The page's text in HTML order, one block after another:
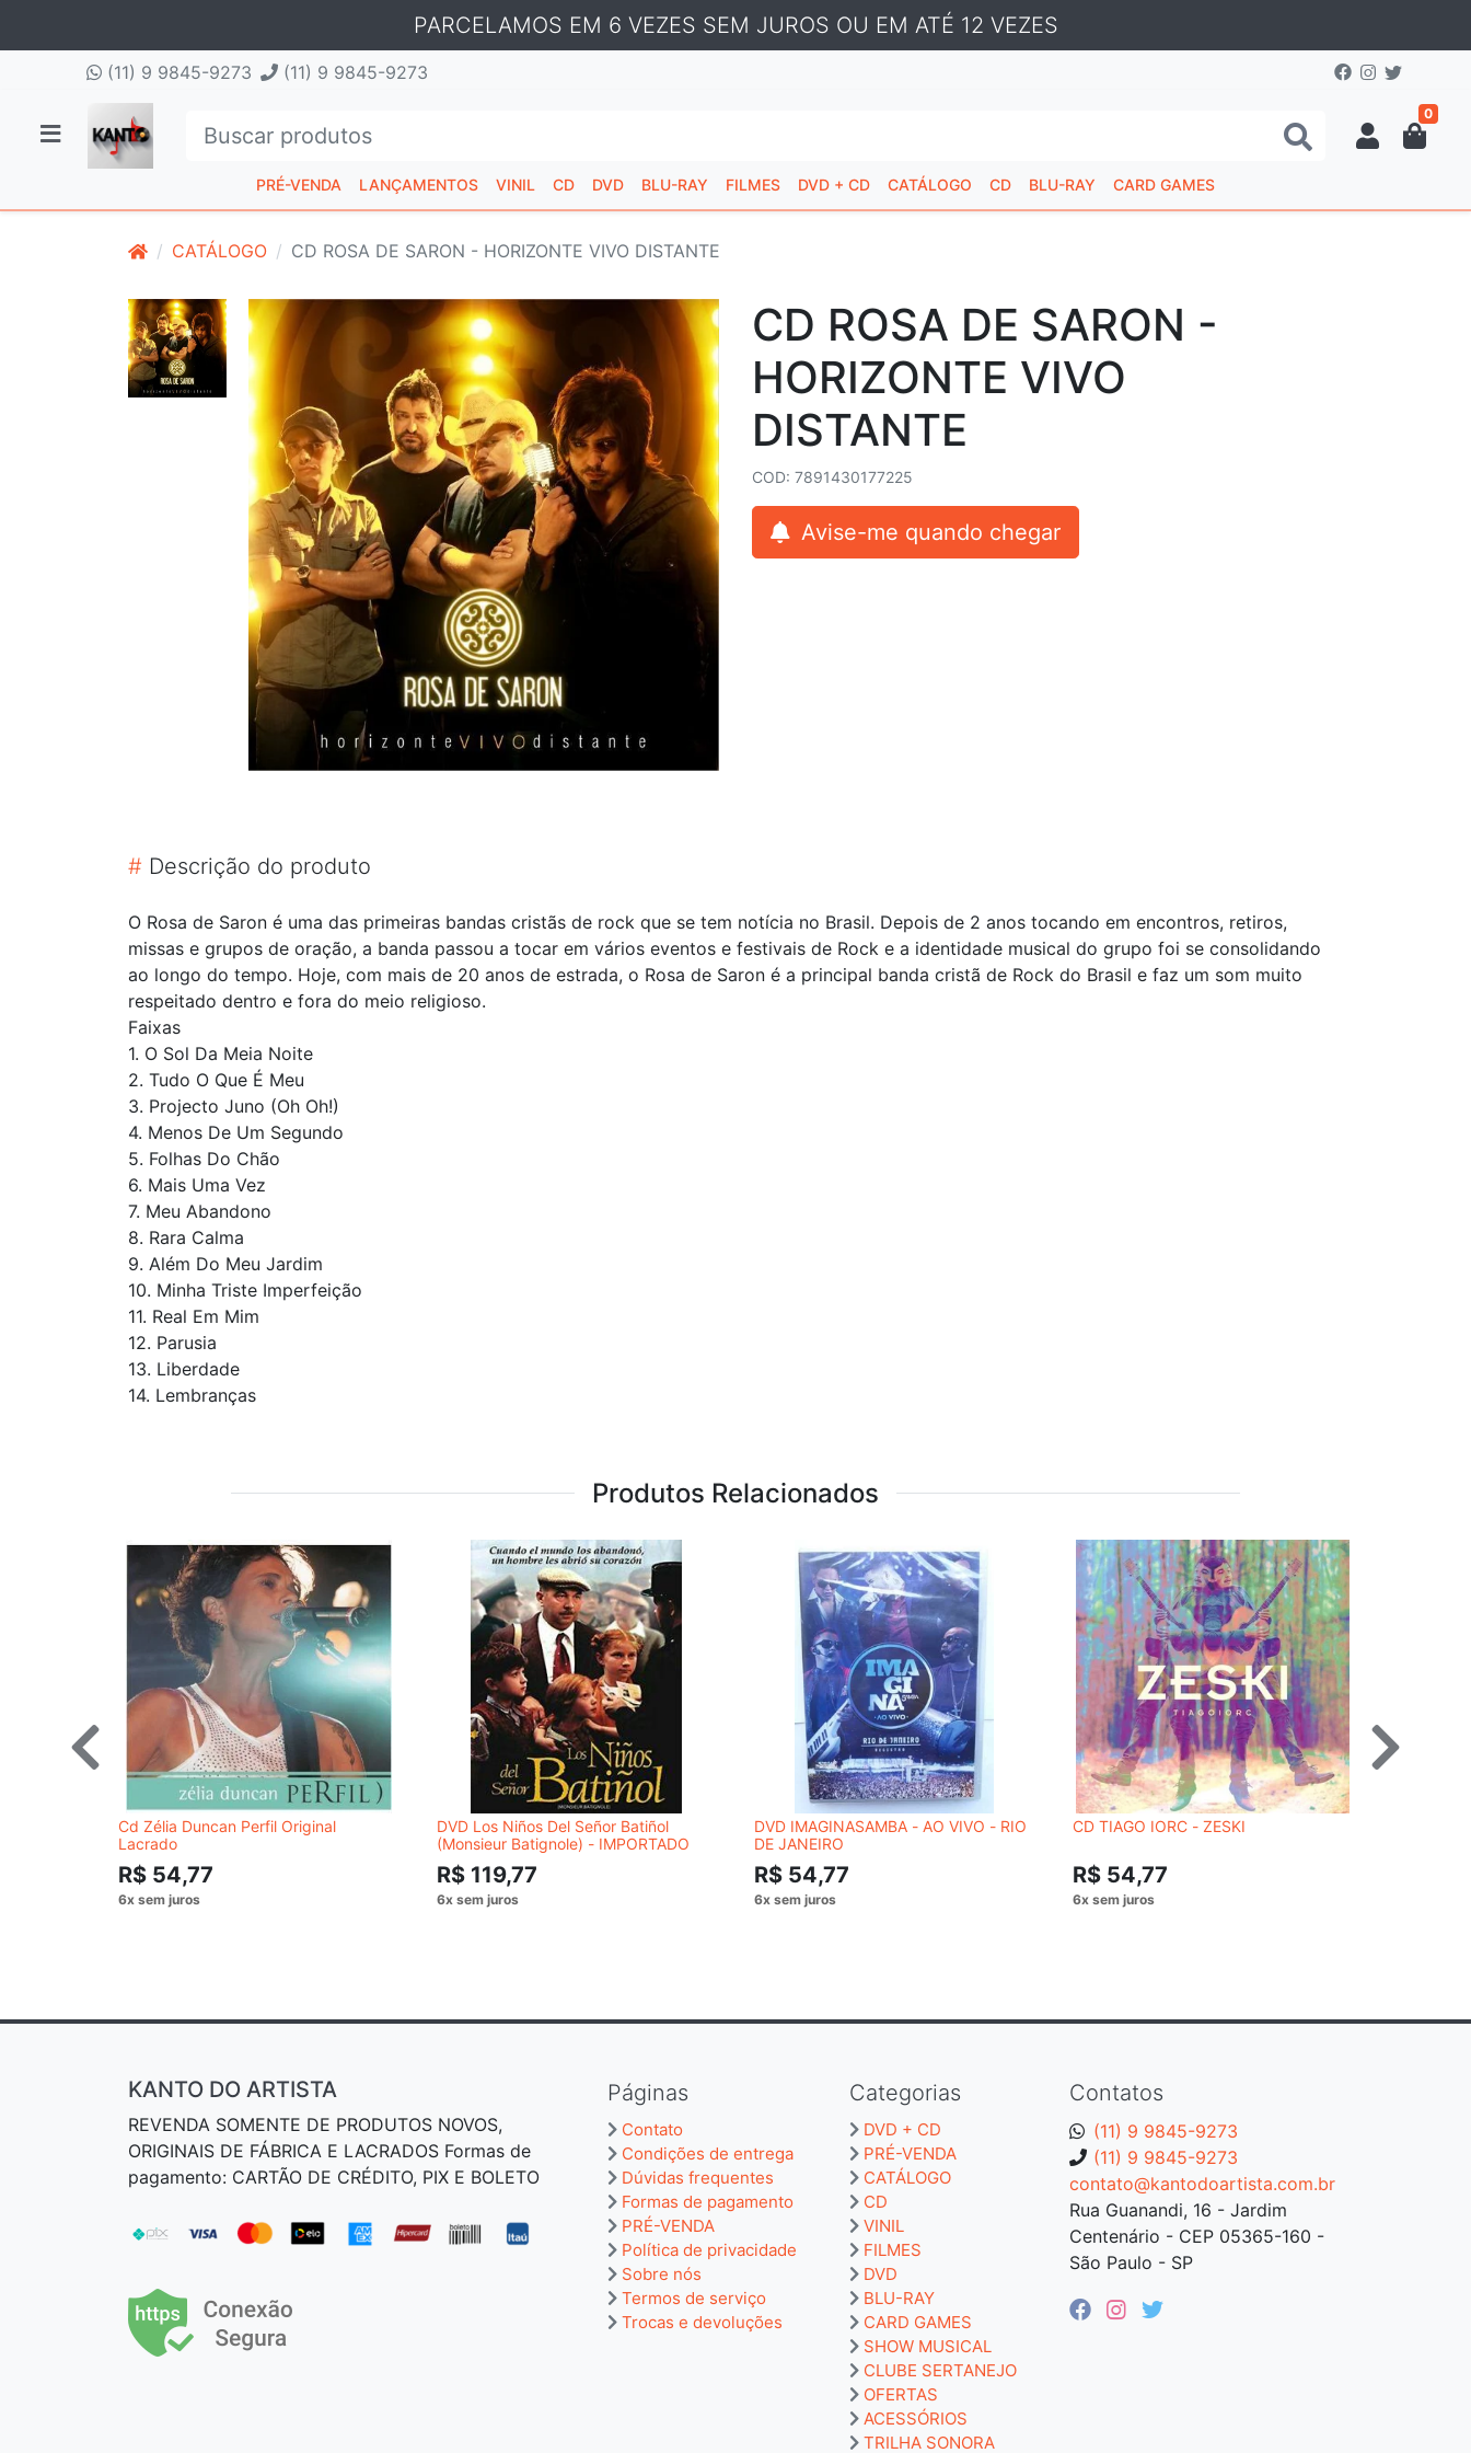
PARCELAMOS EM 6 VEZES SEM JUROS OU EM ATÉ 12 VEZES
(11) 9 9845-9273 (11) 9 9845-9273
0
PRÉ-VENDA LANÇAMENTOS VINIL CD DVD BLU-RAY FILMES DVD + CD CATÁLOGO CD BLU-RAY CARD GAMES
CATÁLOGO CD ROSA DE SARON - HORIZONTE VIVO DISTANTE
CD ROSA DE SARON -
HORIZONTE VIVO
DISTANTE
COD: 7891430177225
Avise-me quando chegar
# Descrição do produto
O Rosa de Saron é uma das primeiras bandas cristãs de rock que se tem notícia no Brasil. Depois de 2 anos tocando em encontros, retiros,
missas e grupos de oração, a banda passou a tocar em vários eventos e festivais de Rock e a identidade musical do grupo foi se consolidando
ao longo do tempo. Hoje, com mais de 20 anos de estrada, o Rosa de Saron é a principal banda cristã de Rock do Brasil e faz um som muito
respeitado dentro e fora do meio religioso.
Faixas
1. O Sol Da Meia Noite
2. Tudo O Que É Meu
3. Projecto Juno (Oh Oh!)
4. Menos De Um Segundo
5. Folhas Do Chão
6. Mais Uma Vez
7. Meu Abandono
8. Rara Calma
9. Além Do Meu Jardim
10. Minha Triste Imperfeição
11. Real Em Mim
12. Parusia
13. Liberdade
14. Lembranças
Produtos Relacionados
Cd Zélia Duncan Perfil Original
Lacrado
R$ 54,77
DVD Los Niños Del Señor Batiñol
(Monsieur Batignole) - IMPORTADO
R$ 119,77
DVD IMAGINASAMBA - AO VIVO - RIO
DE JANEIRO
R$ 54,77
CD TIAGO IORC - ZESKI
R$ 54,77
Contatos
(11) 9 9845-9273
(11) 9 9845-9273
contato@kantodoartista.com.br
Rua Guanandi, 16 - Jardim
Centenário - CEP 05365-160 -
São Paulo - SP
Páginas
Contato
Condições de entrega
Dúvidas frequentes
Formas de pagamento
PRÉ-VENDA
Política de privacidade
Sobre nós
Termos de serviço
Trocas e devoluções
Categorias
DVD + CD
PRÉ-VENDA
CATÁLOGO
CD
VINIL
FILMES
DVD
BLU-RAY
CARD GAMES
SHOW MUSICAL
CLUBE SERTANEJO
OFERTAS
ACESSÓRIOS
TRILHA SONORA
KANTO DO ARTISTA
REVENDA SOMENTE DE PRODUTOS NOVOS,
ORIGINAIS DE FÁBRICA E LACRADOS Formas de
pagamento: CARTÃO DE CRÉDITO, PIX E BOLETO